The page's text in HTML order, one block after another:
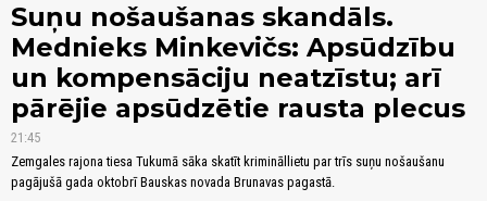
Suņu nošaušanas skandāls.
Mednieks Minkevičs: Apsūdzību
un kompensāciju neatzīstu; arī
pārējie apsūdzētie rausta plecus
21:45
Zemgales rajona tiesa Tukumā sāka skatīt krimināllietu par trīs suņu nošaušanu
pagājušā gada oktobrī Bauskas novada Brunavas pagastā.